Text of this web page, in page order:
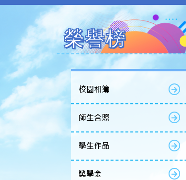
榮譽榜
校園相簿
師生合照
學生作品
獎學金